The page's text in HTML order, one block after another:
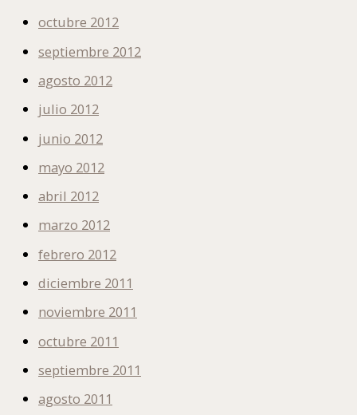
octubre 2012
septiembre 2012
agosto 2012
julio 2012
junio 2012
mayo 2012
abril 2012
marzo 2012
febrero 2012
diciembre 2011
noviembre 2011
octubre 2011
septiembre 2011
agosto 2011